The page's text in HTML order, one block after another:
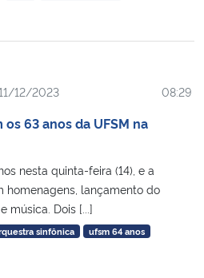
12/2023 08:29
63 anos da UFSM na
nesta quinta-feira (14), e a
homenagens, lançamento do
música. Dois [...]
sinfônica ufsm 64 anos